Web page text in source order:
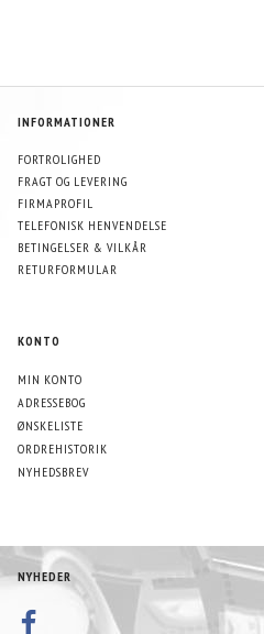
INFORMATIONER
FORTROLIGHED
FRAGT OG LEVERING
FIRMAPROFIL
TELEFONISK HENVENDELSE
BETINGELSER & VILKÅR
RETURFORMULAR
KONTO
MIN KONTO
ADRESSEBOG
ØNSKELISTE
ORDREHISTORIK
NYHEDSBREV
NYHEDER